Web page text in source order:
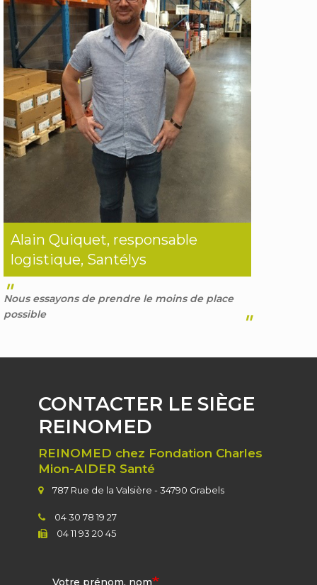
Alain Quiquet, responsable
logistique, Santélys
"
Nous essayons de prendre le moins de place
possible
"
CONTACTER LE SIÈGE
REINOMED
REINOMED chez Fondation Charles
Mion-AIDER Santé
787 Rue de la Valsière - 34790 Grabels
04 30 78 19 27
04 11 93 20 45
Votre prénom, nom